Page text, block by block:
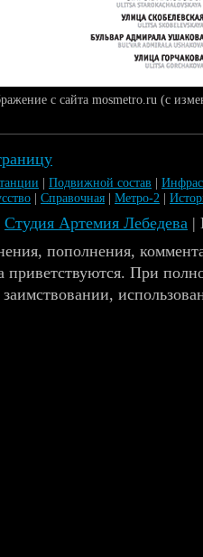
с сайта mosmetro.ru (с
Подвижной состав
Справочная Метро-2
Студия Артемия Лебедева |
пополнения,
приветствуются. При